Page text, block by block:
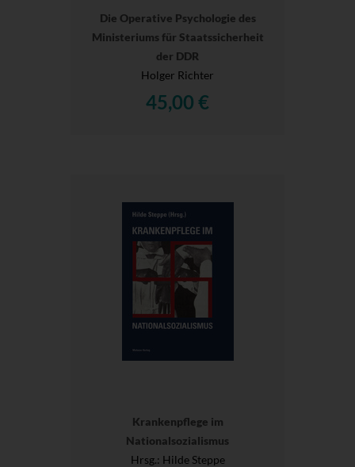
Die Operative Psychologie des
Ministeriums für Staatssicherheit
der DDR
Holger Richter
45,00 €
Krankenpflege im
Nationalsozialismus
Hrsg.: Hilde Steppe